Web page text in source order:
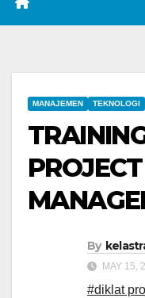
MANAJEMEN TEKNOLOGI
PROJECT
By
MAY 15,
#diklat